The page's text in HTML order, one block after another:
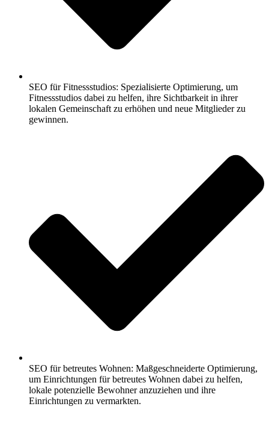
SEO für Fitnessstudios: Spezialisierte Optimierung, um
Fitnessstudios dabei zu helfen, ihre Sichtbarkeit in ihrer
lokalen Gemeinschaft zu erhöhen und neue Mitglieder zu
gewinnen.
SEO für betreutes Wohnen: Maßgeschneiderte Optimierung,
um Einrichtungen für betreutes Wohnen dabei zu helfen,
lokale potenzielle Bewohner anzuziehen und ihre
Einrichtungen zu vermarkten.